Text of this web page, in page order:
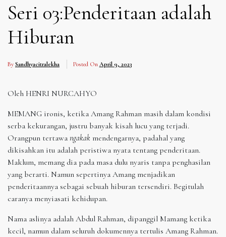
Seri 03:Penderitaan adalah
Hiburan
By Sandhyacitralekha Posted On April 9, 2023
Oleh HENRI NURCAHYO
MEMANG ironis, ketika Amang Rahman masih dalam kondisi
serba kekurangan, justru banyak kisah lucu yang terjadi.
Orangpun tertawa ngakak mendengarnya, padahal yang
dikisahkan itu adalah peristiwa nyata tentang penderitaan.
Maklum, memang dia pada masa dulu nyaris tanpa penghasilan
yang berarti. Namun sepertinya Amang menjadikan
penderitaannya sebagai sebuah hiburan tersendiri. Begitulah
caranya menyiasati kehidupan.
Nama aslinya adalah Abdul Rahman, dipanggil Mamang ketika
kecil, namun dalam seluruh dokumennya tertulis Amang Rahman.